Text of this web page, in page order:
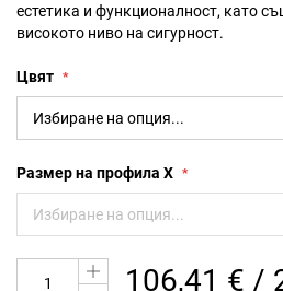
естетика и функционалност, като
високото ниво на сигурност.
Цвят
Размер на профила X
106,41 € /